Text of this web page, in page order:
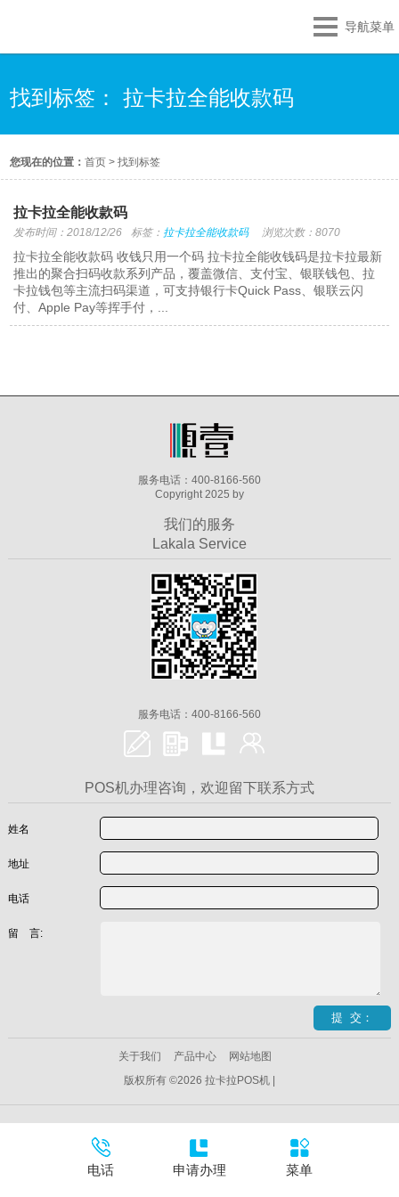
导航菜单
找到标签： 拉卡拉全能收款码
您现在的位置：首页 >找到标签
拉卡拉全能收款码
发布时间：2018/12/26 标签： 拉卡拉全能收款码 浏览次数：8070
拉卡拉全能收款码 收钱只用一个码 拉卡拉全能收钱码是拉卡拉最新
推出的聚合扫码收款系列产品，覆盖微信、支付宝、银联钱包、拉
卡拉钱包等主流扫码渠道，可支持银行卡Quick Pass、银联云闪
付、Apple Pay等挥手付，...
服务电话：400-8166-560
Copyright 2025 by
我们的服务
Lakala Service
服务电话：400-8166-560
POS机办理咨询，欢迎留下联系方式
姓名
地址
电话
留 言:
关于我们 产品中心
网站地图
版权所有 ©2026 拉卡拉POS机 |
电话 申请办理 菜单